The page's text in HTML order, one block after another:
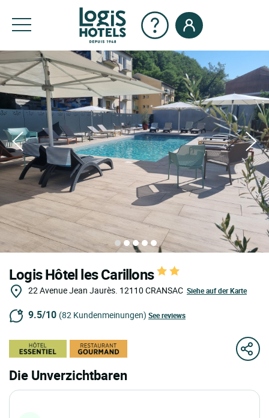
Logis Hôtel les Carillons
22 Avenue Jean Jaurès. 12110 CRANSAC Siehe auf der Karte
9.5/10 (82 Kundenmeinungen) See reviews
Die Unverzichtbaren